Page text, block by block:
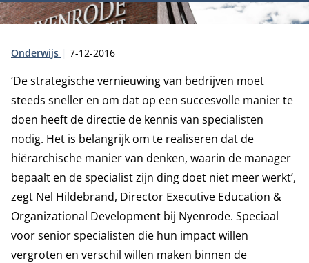
Type:
Onderwijs Publicatiedatum:
7-12-2016
‘De strategische vernieuwing van bedrijven moet
steeds sneller en om dat op een succesvolle manier te
doen heeft de directie de kennis van specialisten
nodig. Het is belangrijk om te realiseren dat de
hiërarchische manier van denken, waarin de manager
bepaalt en de specialist zijn ding doet niet meer werkt’,
zegt Nel Hildebrand, Director Executive Education &
Organizational Development bij Nyenrode. Speciaal
voor senior specialisten die hun impact willen
vergroten en verschil willen maken binnen de